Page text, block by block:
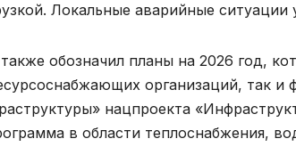
Локальные аварийные
обозначил планы на 2026 год,
организаций, так и
нацпроекта
в области теплоснабжения,